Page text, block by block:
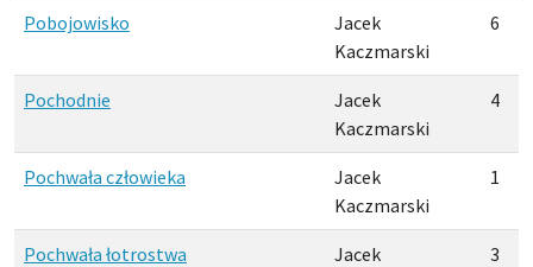
Pobojowisko
Jacek
Kaczmarski
6
Pochodnie
Jacek
Kaczmarski
4
Pochwała człowieka
Jacek
Kaczmarski
1
Pochwała łotrostwa
Jacek
3